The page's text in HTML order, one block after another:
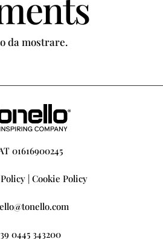
da mostrare.
01616900245
|Cookie Policy
0445 343200